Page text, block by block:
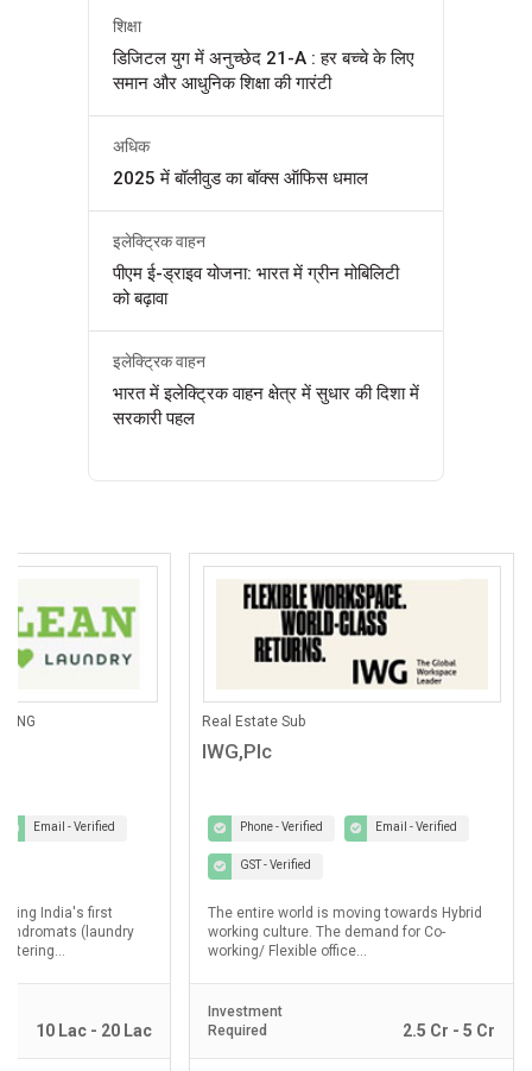
शिक्षा
डिजिटल युग में अनुच्छेद 21-A : हर बच्चे के लिए
समान और आधुनिक शिक्षा की गारंटी
अधिक
2025 में बॉलीवुड का बॉक्स ऑफिस धमाल
इलेक्ट्रिक वाहन
पीएम ई-ड्राइव योजना: भारत में ग्रीन मोबिलिटी
को बढ़ावा
इलेक्ट्रिक वाहन
भारत में इलेक्ट्रिक वाहन क्षेत्र में सुधार की दिशा में
सरकारी पहल
Email - Verified
India's first
(laundry
10 Lac - 20 Lac
Real Estate Sub
IWG,Plc
Phone - Verified Email - Verified
GST - Verified
The entire world is moving towards Hybrid
working culture. The demand for Co-
working/ Flexible office...
Investment
Required
2.5 Cr - 5 Cr